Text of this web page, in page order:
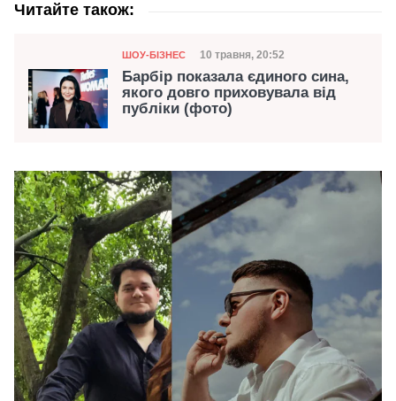
Читайте також:
Категорія
ШОУ-БІЗНЕС Дата публікації
10 травня, 20:52
Барбір показала єдиного сина,
якого довго приховувала від
публіки (фото)